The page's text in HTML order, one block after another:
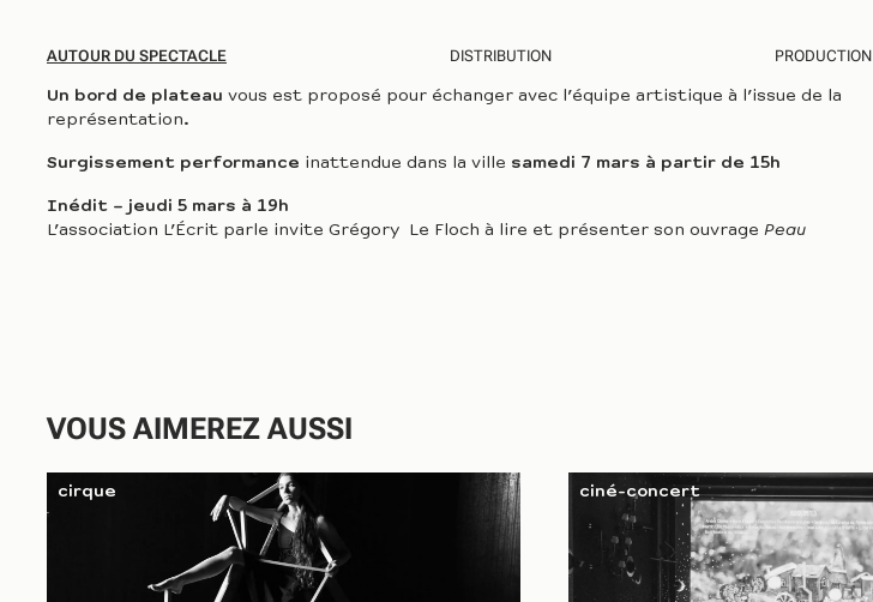
AUTOUR DU SPECTACLE
Un bord de plateau vous est proposé pour échanger avec l’équipe artistique à l’issue de la
représentation.
Surgissement performance inattendue dans la ville samedi 7 mars à partir de 15h
Inédit – jeudi 5 mars à 19h
L’association L’Écrit parle invite Grégory Le Floch à lire et présenter son ouvrage Peau
salle de création du Théâtre. Gratuit sur réservation.
DISTRIBUTION PRODUCTION
VOUS AIMEREZ AUSSI
cirque ciné-concert